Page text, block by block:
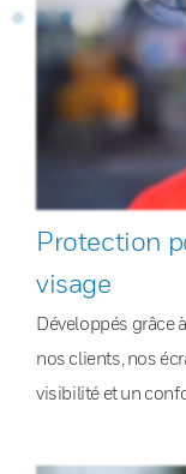
Protection
visage
Développés grâce
nos clients, nos
visibilité et un